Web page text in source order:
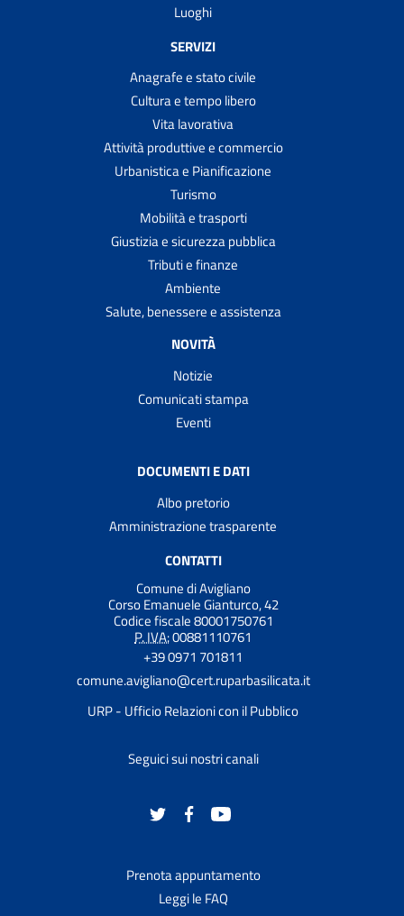
Luoghi
SERVIZI
Anagrafe e stato civile
Cultura e tempo libero
Vita lavorativa
Attività produttive e commercio
Urbanistica e Pianificazione
Turismo
Mobilità e trasporti
Giustizia e sicurezza pubblica
Tributi e finanze
Ambiente
Salute, benessere e assistenza
NOVITÀ
Notizie
Comunicati stampa
Eventi
DOCUMENTI E DATI
Albo pretorio
Amministrazione trasparente
CONTATTI
Comune di Avigliano
Corso Emanuele Gianturco, 42
Codice fiscale 80001750761
P. IVA:00881110761
+39 0971 701811
comune.avigliano@cert.ruparbasilicata.it
URP - Ufficio Relazioni con il Pubblico
Seguici sui nostri canali
Prenota appuntamento
Leggi le FAQ